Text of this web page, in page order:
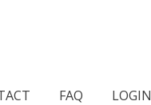
FAQ LOGIN